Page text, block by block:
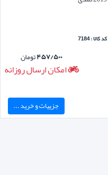
کد کالا : 7184
۴۵۷/۵۰۰تومان
امکان ارسال روزانه
جزییات و خرید ...